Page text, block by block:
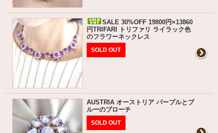
SALE 30%OFF 19800円×13860
円TRIFARI トリファリ ライラック色
のフラワーネックレス
SOLD OUT
AUSTRIA オーストリア パープルとブ
ルーのブローチ
SOLD OUT